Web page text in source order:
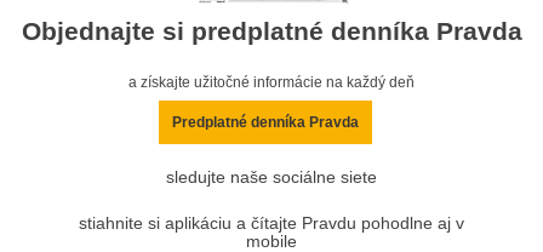
Objednajte si predplatné denníka Pravda
a získajte užitočné informácie na každý deň
Predplatné denníka Pravda
sledujte naše sociálne siete
stiahnite si aplikáciu a čítajte Pravdu pohodlne aj v
mobile